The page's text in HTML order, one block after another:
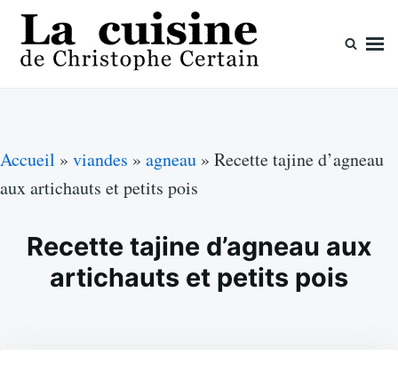
Skip
content
Search
for:
Accueil » viandes » agneau » Recette tajine d’agneau
aux artichauts et petits pois
Recette tajine d’agneau aux
artichauts et petits pois